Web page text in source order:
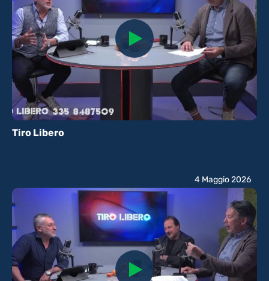
Tiro Libero
4 Maggio 2026